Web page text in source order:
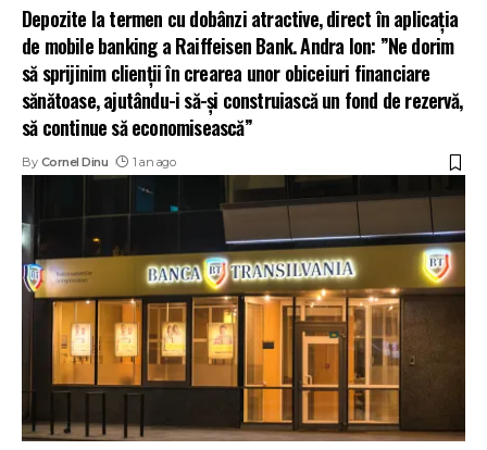
Depozite la termen cu dobânzi atractive, direct în aplicația
de mobile banking a Raiffeisen Bank. Andra Ion: ”Ne dorim
să sprijinim clienții în crearea unor obiceiuri financiare
sănătoase, ajutându-i să-și construiască un fond de rezervă,
să continue să economisească”
By Cornel Dinu 1 an ago